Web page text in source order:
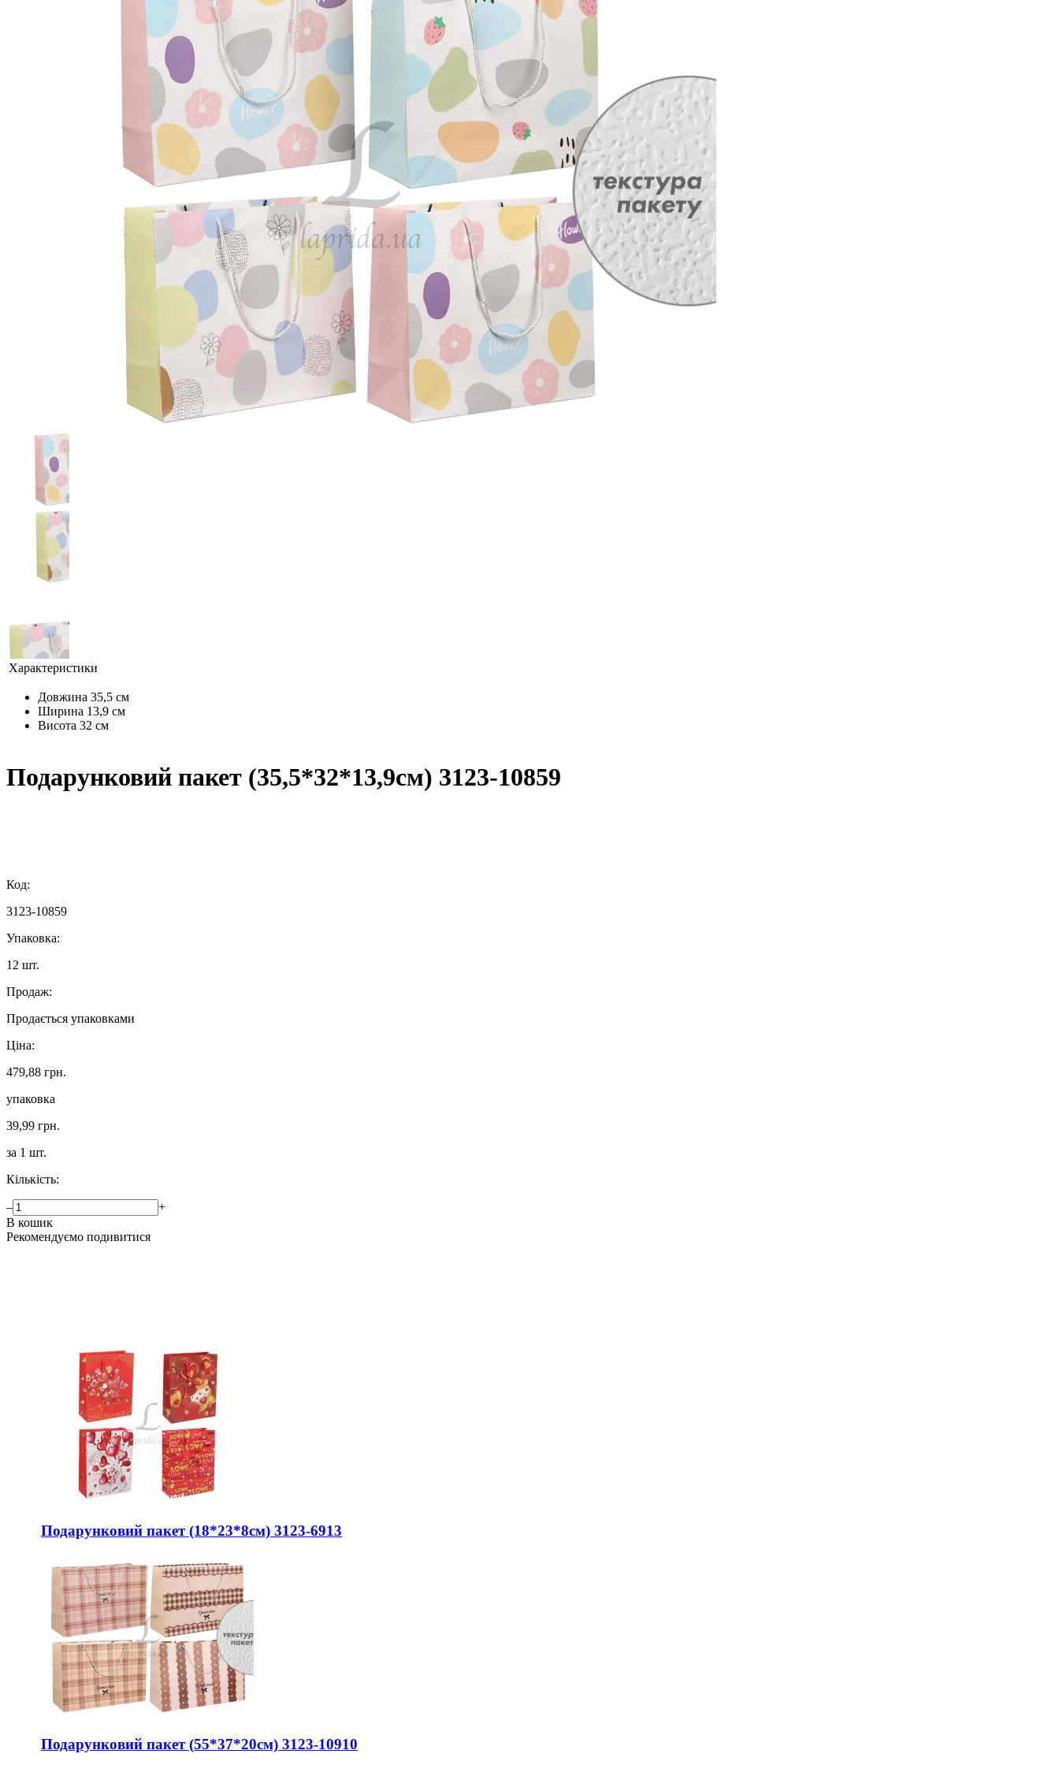
Характеристики
Довжина 35,5 см
Ширина 13,9 см
Висота 32 см
Подарунковий пакет (35,5*32*13,9см) 3123-10859
Код:
3123-10859
Упаковка:
12 шт.
Продаж:
Продається упаковками
Ціна:
479,88 грн.
упаковка
39,99 грн.
за 1 шт.
Кількість:
–
+
В кошик
Рекомендуємо подивитися
Подарунковий пакет (18*23*8см) 3123-6913
Подарунковий пакет (55*37*20см) 3123-10910